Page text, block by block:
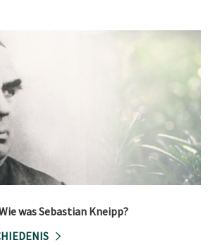
was Sebastian Kneipp?